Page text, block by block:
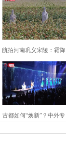
航拍河南巩义宋陵：霜降
时节高粱红
古都如何“焕新”？中外专